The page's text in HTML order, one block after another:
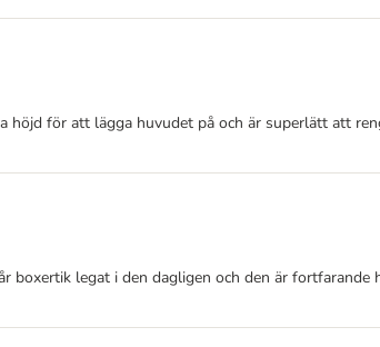
höjd för att lägga huvudet på och är superlätt att
boxertik legat i den dagligen och den är